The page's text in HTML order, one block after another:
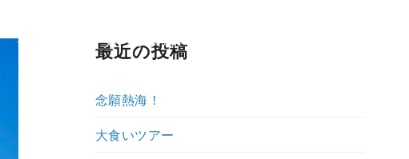
ショップ紹介 ダイビング体験ブログ
最近の投稿
念願熱海！
大食いツアー